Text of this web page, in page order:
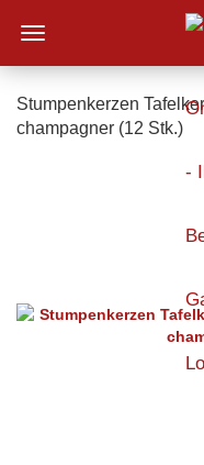
Stumpenkerzen
champagner (12 Stk.)